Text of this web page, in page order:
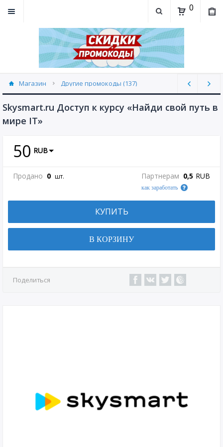
0
Магазин Другие промокоды (137)
Skysmart.ru Доступ к курсу «Найди свой путь в
мире IT»
50 RUB
Продано 0 шт. Партнерам 0,5 RUB
как заработать
КУПИТЬ
В КОРЗИНУ
Поделиться